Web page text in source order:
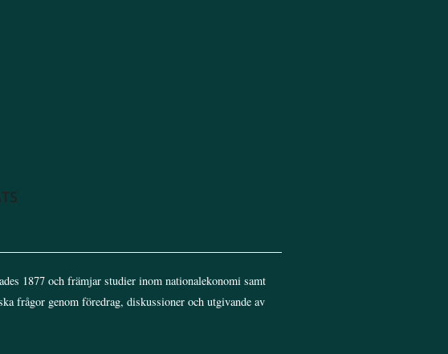
1877 och främjar studier inom nationalekonomi samt
frågor genom föredrag, diskussioner och utgivande av